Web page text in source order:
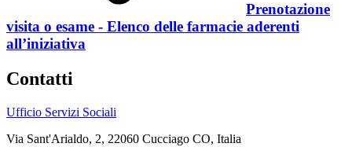
Prenotazione
visita o esame - Elenco delle farmacie aderenti
all’iniziativa
Contatti
Ufficio Servizi Sociali
Via Sant'Arialdo, 2, 22060 Cucciago CO, Italia